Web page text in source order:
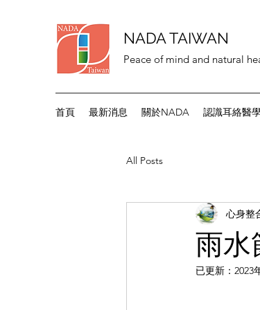
NADA TAIWAN
Peace of mind and natural
首頁 最新消息 關於NADA 認識耳絡醫
All Posts
雨水
心身整
已更新： 2023